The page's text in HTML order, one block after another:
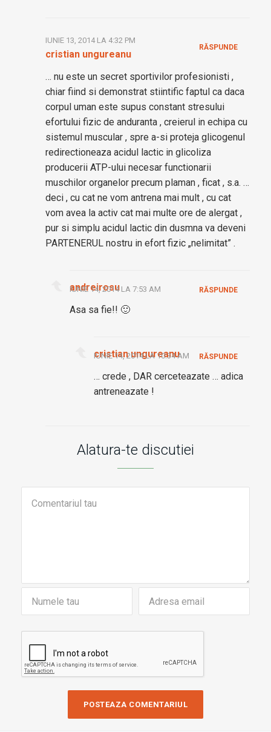
cristian ungureanu
IUNIE 13, 2014 LA 4:32 PM
… nu este un secret sportivilor profesionisti ,
chiar fiind si demonstrat stiintific faptul ca daca
corpul uman este supus constant stresului
efortului fizic de anduranta , creierul in echipa cu
sistemul muscular , spre a-si proteja glicogenul
redirectioneaza acidul lactic in glicoliza
producerii ATP-ului necesar functionarii
muschilor organelor precum plaman , ficat , s.a. …
deci , cu cat ne vom antrena mai mult , cu cat
vom avea la activ cat mai multe ore de alergat ,
pur si simplu acidul lactic din dusmna va deveni
PARTENERUL nostru in efort fizic „nelimitat” .
RĂSPUNDE
andreirosu
IUNIE 14, 2014 LA 7:53 AM
Asa sa fie!! 🙂
RĂSPUNDE
cristian ungureanu
IUNIE 14, 2014 LA 10:34 AM
… crede , DAR cerceteazate … adica
antreneazate !
RĂSPUNDE
Alatura-te discutiei